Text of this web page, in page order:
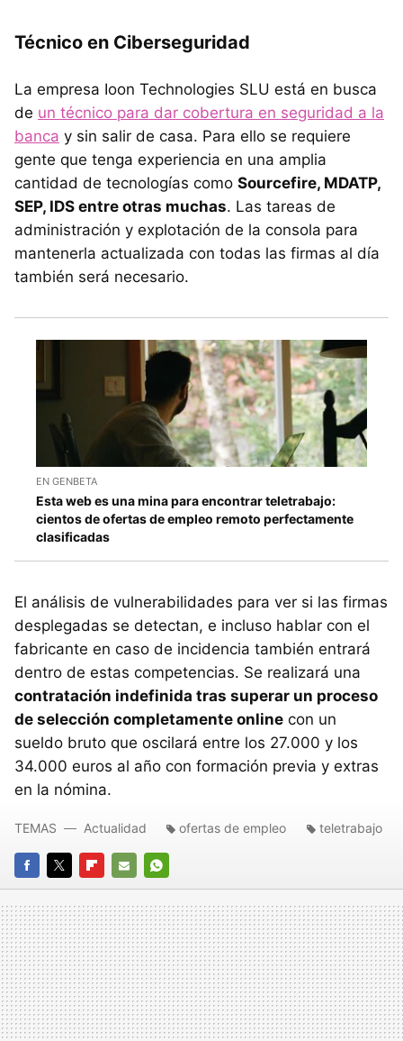
Técnico en Ciberseguridad
La empresa Ioon Technologies SLU está en busca
de un técnico para dar cobertura en seguridad a la
banca y sin salir de casa. Para ello se requiere
gente que tenga experiencia en una amplia
cantidad de tecnologías como Sourcefire, MDATP,
SEP, IDS entre otras muchas. Las tareas de
administración y explotación de la consola para
mantenerla actualizada con todas las firmas al día
también será necesario.
EN GENBETA
Esta web es una mina para encontrar teletrabajo:
cientos de ofertas de empleo remoto perfectamente
clasificadas
El análisis de vulnerabilidades para ver si las firmas
desplegadas se detectan, e incluso hablar con el
fabricante en caso de incidencia también entrará
dentro de estas competencias. Se realizará una
contratación indefinida tras superar un proceso
de selección completamente online con un
sueldo bruto que oscilará entre los 27.000 y los
34.000 euros al año con formación previa y extras
en la nómina.
FACEBOOK
TWITTERFLIPBOARD
E-
MAIL
WHATSAPP
TEMAS Actualidad ofertas de empleo teletrabajo